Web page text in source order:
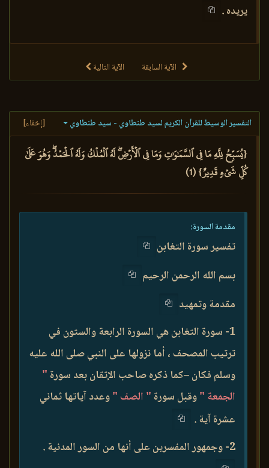
يريده .
الآية السابقة الآية التالية
التفسير الوسيط للقرآن الكريم لسيد طنطاوي - سيد طنطاوي [إخفاء]
{يُسَبِّحُ لِلَّهِ مَا فِي ٱلسَّمَٰوَٰتِ وَمَا فِي ٱلۡأَرۡضِۖ لَهُ ٱلۡمُلۡكُ وَلَهُ ٱلۡحَمۡدُۖ وَهُوَ عَلَىٰ
كُلِّ شَيۡءٖ قَدِيرٌ} (1)
مقدمة السورة:
تفسير سورة التغابن
بسم الله الرحمن الرحيم
مقدمة وتمهيد
1- سورة التغابن هي السورة الرابعة والستون في
ترتيب المصحف ، أما نزولها على النبي صلى الله عليه
وسلم فكان –كما ذكره صاحب الإتقان بعد سورة "
الجمعة "وقبل سورة " الصف "وعدد آياتها ثماني
عشرة آية .
2- وجمهور المفسرين على أنها من السور المدنية .